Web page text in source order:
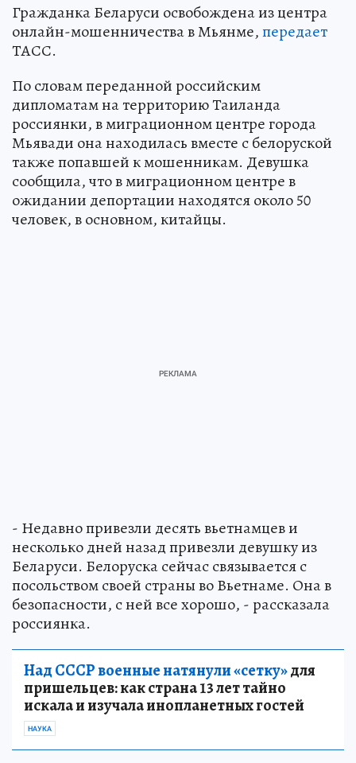
Гражданка Беларуси освобождена из центра
онлайн-мошенничества в Мьянме,передает
ТАСС.
По словам переданной российским
дипломатам на территорию Таиланда
россиянки, в миграционном центре города
Мьявади она находилась вместе с белоруской
также попавшей к мошенникам. Девушка
сообщила, что в миграционном центре в
ожидании депортации находятся около 50
человек, в основном, китайцы.
- Недавно привезли десять вьетнамцев и
несколько дней назад привезли девушку из
Беларуси. Белоруска сейчас связывается с
посольством своей страны во Вьетнаме. Она в
безопасности, с ней все хорошо, - рассказала
россиянка.
Над СССР военные натянули «сетку»для
пришельцев: как страна 13 лет тайно
искала и изучала инопланетных гостей
НАУКА